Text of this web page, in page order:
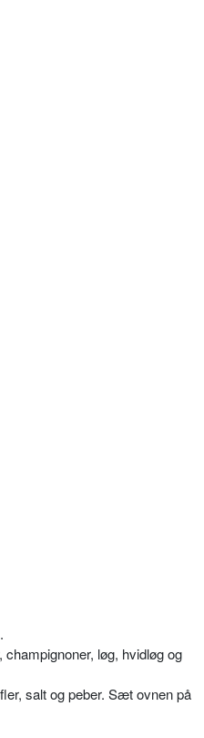
løg, hvidløg og
salt og peber. Sæt ovnen på